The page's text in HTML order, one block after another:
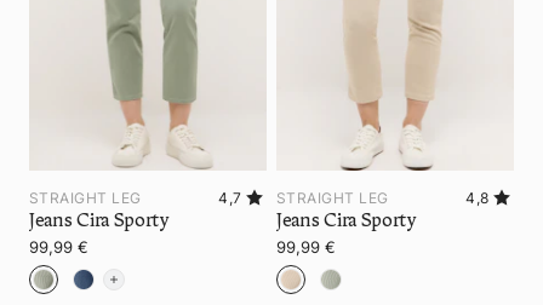
STRAIGHT LEG 4,7
Jeans Cira Sporty
99,99 €
STRAIGHT LEG 4,8
Jeans Cira Sporty
99,99 €